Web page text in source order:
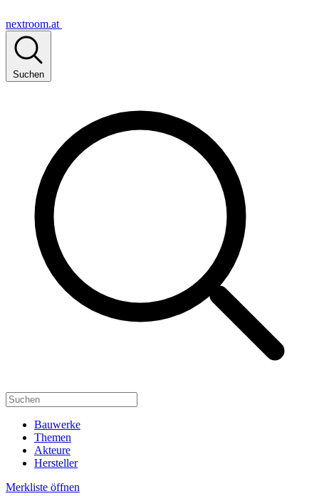
nextroom.at
Suchen
Bauwerke
Themen
Akteure
Hersteller
Merkliste öffnen